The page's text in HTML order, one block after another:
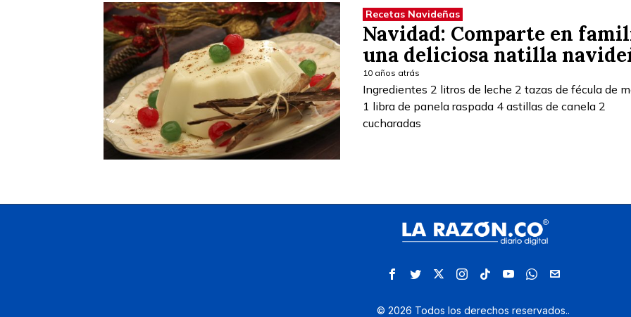
Recetas Navideñas
Navidad: Comparte en
una deliciosa natilla
10 años atrás
Ingredientes 2 litros de leche 2 tazas de fécula de
1 libra de panela raspada 4 astillas de canela 2
cucharadas
© 2026 Todos los derechos reservados..